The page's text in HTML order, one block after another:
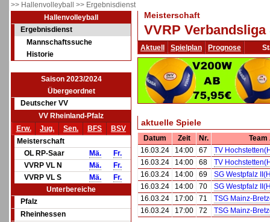
>> Hallenvolleyball >> Ergebnisdienst
Hallenvolleyball
Ergebnisdienst
Mannschaftssuche
Historie
Saison 2023/2024
Übergeordnet
Deutscher VV
VV Rheinland-Pfalz
Erw.
Jug. Sen. BFS
BSV
Meisterschaft
OL RP-Saar
Mä.
Fr.
VVRP VL N
Mä.
Fr.
VVRP VL S
Mä.
Fr.
Unterbereiche
Pfalz
Rheinhessen
Meisterschaft
VVRP Verbandsliga
Aktuell Spielplan Prognose
aktuelle Spiele
Datum Zeit Nr.
Team
16.03.24
14:00 67
TV
16.03.24
14:00 68
TV
16.03.24
14:00 69
SG Westpfalz
16.03.24
14:00 70
SG Westpfalz
16.03.24
17:00 71
TSG Mainz-
16.03.24
17:00 72 TSG Mainz-